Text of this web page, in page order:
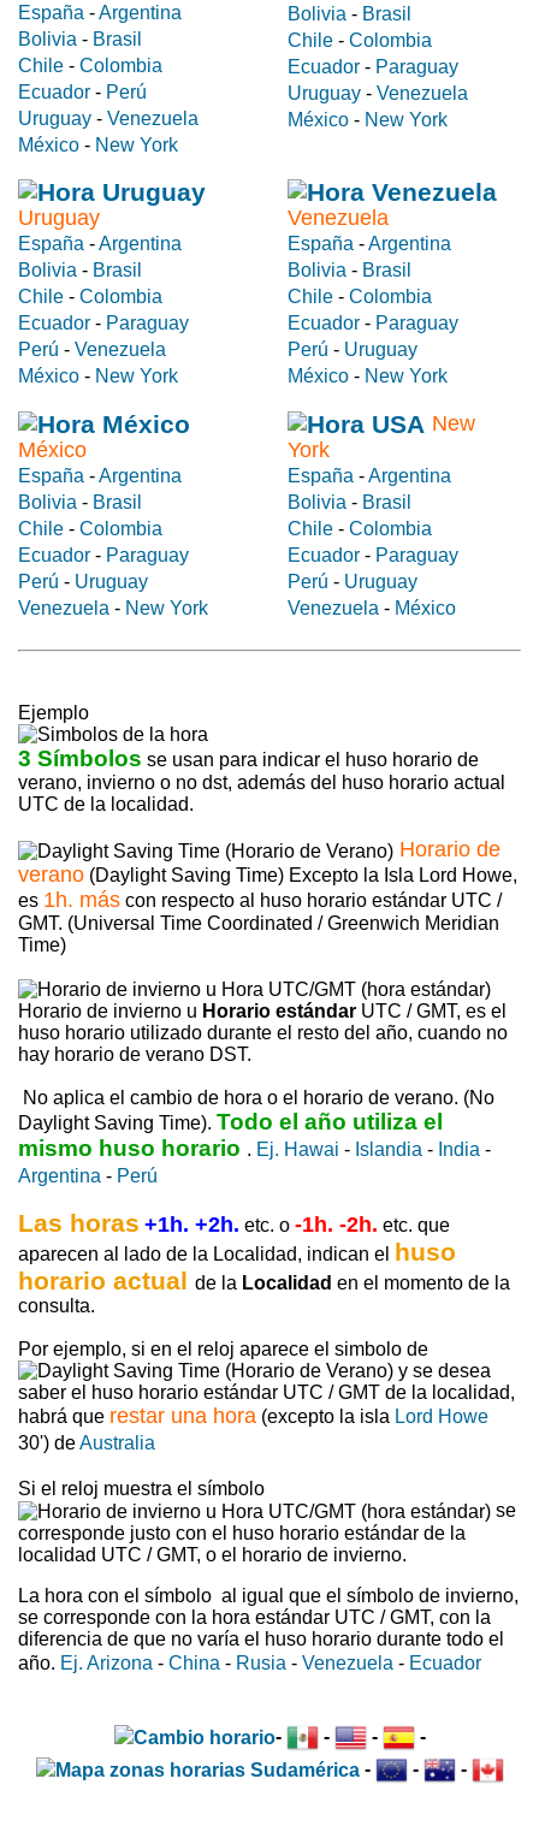
España -Argentina
Bolivia - Brasil
Chile - Colombia
Ecuador - Perú
Uruguay - Venezuela
México - New York
Bolivia - Brasil
Chile - Colombia
Ecuador - Paraguay
Uruguay - Venezuela
México - New York
Uruguay
España -Argentina
Bolivia - Brasil
Chile - Colombia
Ecuador - Paraguay
Perú - Venezuela
México - New York
Venezuela
España -Argentina
Bolivia - Brasil
Chile - Colombia
Ecuador - Paraguay
Perú - Uruguay
México - New York
México
España -Argentina
Bolivia - Brasil
Chile - Colombia
Ecuador - Paraguay
Perú - Uruguay
Venezuela - New York
New
York
España -Argentina
Bolivia - Brasil
Chile - Colombia
Ecuador - Paraguay
Perú - Uruguay
Venezuela - México
Ejemplo
3 Símbolos se usan para indicar el huso horario de
verano, invierno o no dst, además del huso horario actual
UTC de la localidad.
Horario de
verano (Daylight Saving Time) Excepto la Isla Lord Howe,
es 1h. más con respecto al huso horario estándar UTC /
GMT. (Universal Time Coordinated / Greenwich Meridian
Time)
Horario de invierno u Horario estándar UTC / GMT, es el
huso horario utilizado durante el resto del año, cuando no
hay horario de verano DST.
No aplica el cambio de hora o el horario de verano. (No
Daylight Saving Time). Todo el año utiliza el
mismo huso horario . Ej. Hawai - Islandia - India -
Argentina - Perú
Las horas +1h. +2h. etc. o -1h. -2h. etc. que
aparecen al lado de la Localidad, indican el huso
horario actual de la Localidad en el momento de la
consulta.
Por ejemplo, si en el reloj aparece el simbolo de
y se desea
saber el huso horario estándar UTC / GMT de la localidad,
habrá que restar una hora (excepto la isla Lord Howe
30') deAustralia
Si el reloj muestra el símbolo
se
corresponde justo con el huso horario estándar de la
localidad UTC / GMT, o el horario de invierno.
La hora con el símbolo al igual que el símbolo de invierno,
se corresponde con la hora estándar UTC / GMT, con la
diferencia de que no varía el huso horario durante todo el
año. Ej. Arizona - China - Rusia - Venezuela - Ecuador
- - -
-
-
- -